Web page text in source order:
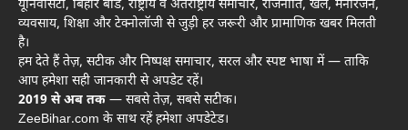
यूनिवर्सिटी, बिहार बोर्ड, राष्ट्रीय व अंतर्राष्ट्रीय समाचार, राजनीति, खेल, मनोरंजन,
व्यवसाय, शिक्षा और टेक्नोलॉजी से जुड़ी हर जरूरी और प्रामाणिक खबर मिलती
है।
हम देते हैं तेज़, सटीक और निष्पक्ष समाचार, सरल और स्पष्ट भाषा में — ताकि
आप हमेशा सही जानकारी से अपडेट रहें।
2019 से अब तक — सबसे तेज़, सबसे सटीक।
ZeeBihar.com के साथ रहें हमेशा अपडेटेड।